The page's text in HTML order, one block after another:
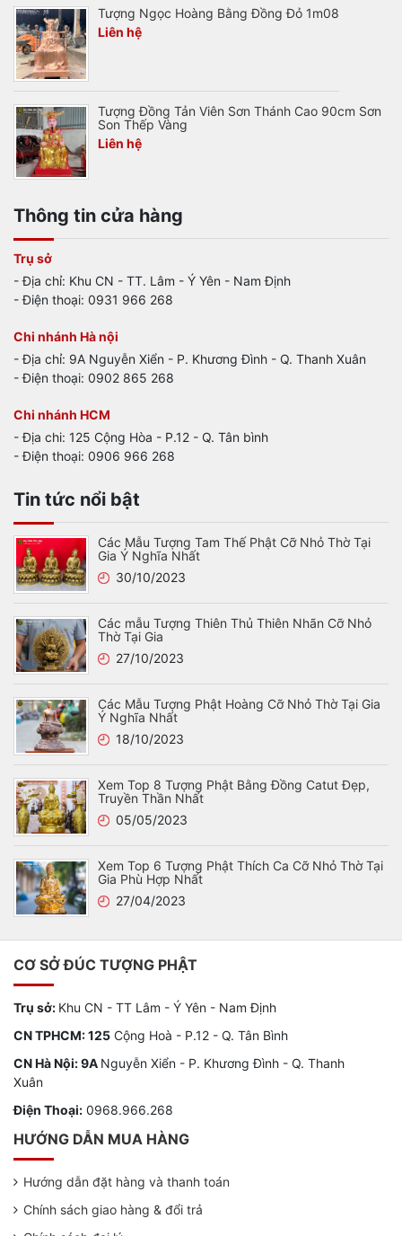
Tượng Ngọc Hoàng Bằng Đồng Đỏ 1m08
Liên hệ
Tượng Đồng Tản Viên Sơn Thánh Cao 90cm Sơn
Son Thếp Vàng
Liên hệ
Thông tin cửa hàng
Trụ sở
- Địa chỉ: Khu CN - TT. Lâm - Ý Yên - Nam Định
- Điện thoại: 0931 966 268
Chi nhánh Hà nội
- Địa chỉ: 9A Nguyễn Xiển - P. Khương Đình - Q. Thanh Xuân
- Điện thoại: 0902 865 268
Chi nhánh HCM
- Địa chi: 125 Cộng Hòa - P.12 - Q. Tân bình
- Điện thoại: 0906 966 268
Tin tức nổi bật
Các Mẫu Tượng Tam Thế Phật Cỡ Nhỏ Thờ Tại
Gia Ý Nghĩa Nhất
30/10/2023
Các mẫu Tượng Thiên Thủ Thiên Nhãn Cỡ Nhỏ
Thờ Tại Gia
27/10/2023
Các Mẫu Tượng Phật Hoàng Cỡ Nhỏ Thờ Tại Gia
Ý Nghĩa Nhất
18/10/2023
Xem Top 8 Tượng Phật Bằng Đồng Catut Đẹp,
Truyền Thần Nhất
05/05/2023
Xem Top 6 Tượng Phật Thích Ca Cỡ Nhỏ Thờ Tại
Gia Phù Hợp Nhất
27/04/2023
CƠ SỞ ĐÚC TƯỢNG PHẬT
Trụ sở: Khu CN - TT Lâm - Ý Yên - Nam Định
CN TPHCM: 125 Cộng Hoà - P.12 - Q. Tân Bình
CN Hà Nội: 9A Nguyễn Xiển - P. Khương Đình - Q. Thanh
Xuân
Điện Thoại: 0968.966.268
HƯỚNG DẪN MUA HÀNG
Hướng dẫn đặt hàng và thanh toán
Chính sách giao hàng & đổi trả